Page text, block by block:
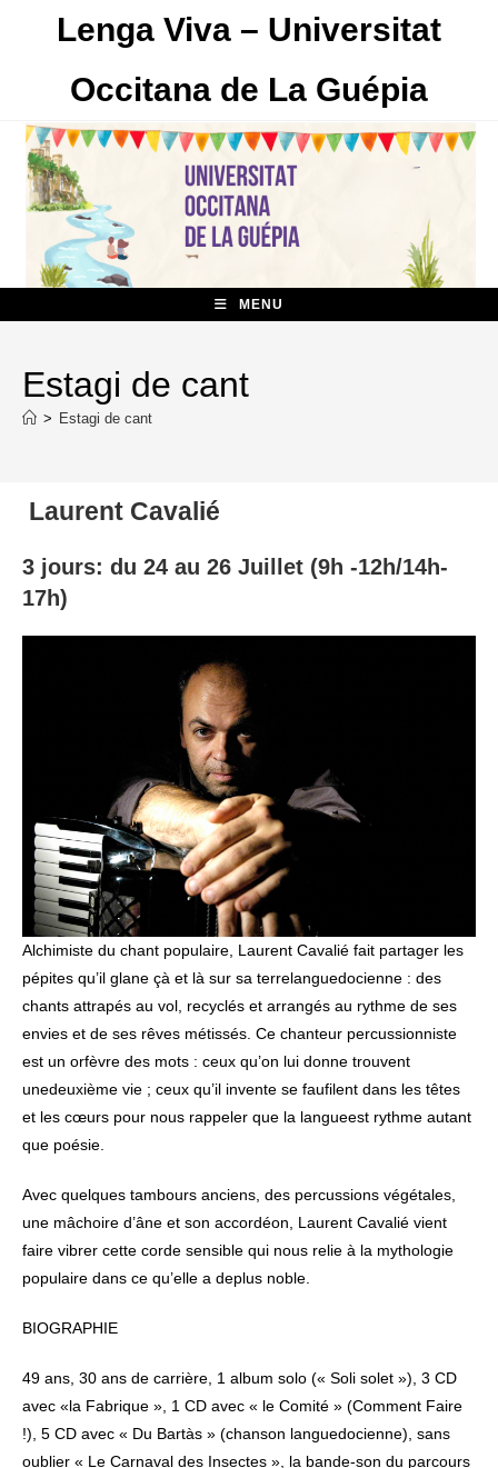
Lenga Viva – Universitat
Occitana de La Guépia
MENU
Estagi de cant
> Estagi de cant
Laurent Cavalié
3 jours: du 24 au 26 Juillet (9h -12h/14h-
17h)
Alchimiste du chant populaire, Laurent Cavalié fait partager les
pépites qu’il glane çà et là sur sa terrelanguedocienne : des
chants attrapés au vol, recyclés et arrangés au rythme de ses
envies et de ses rêves métissés. Ce chanteur percussionniste
est un orfèvre des mots : ceux qu’on lui donne trouvent
unedeuxième vie ; ceux qu’il invente se faufilent dans les têtes
et les cœurs pour nous rappeler que la langueest rythme autant
que poésie.
Avec quelques tambours anciens, des percussions végétales,
une mâchoire d’âne et son accordéon, Laurent Cavalié vient
faire vibrer cette corde sensible qui nous relie à la mythologie
populaire dans ce qu’elle a deplus noble.
BIOGRAPHIE
49 ans, 30 ans de carrière, 1 album solo (« Soli solet »), 3 CD
avec «la Fabrique », 1 CD avec « le Comité » (Comment Faire
!), 5 CD avec « Du Bartàs » (chanson languedocienne), sans
oublier « Le Carnaval des Insectes », la bande-son du parcours